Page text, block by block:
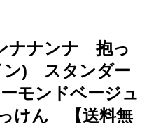
ナナンナ 抱っ
) スタンダー
モンドベージュ
けん 【送料無